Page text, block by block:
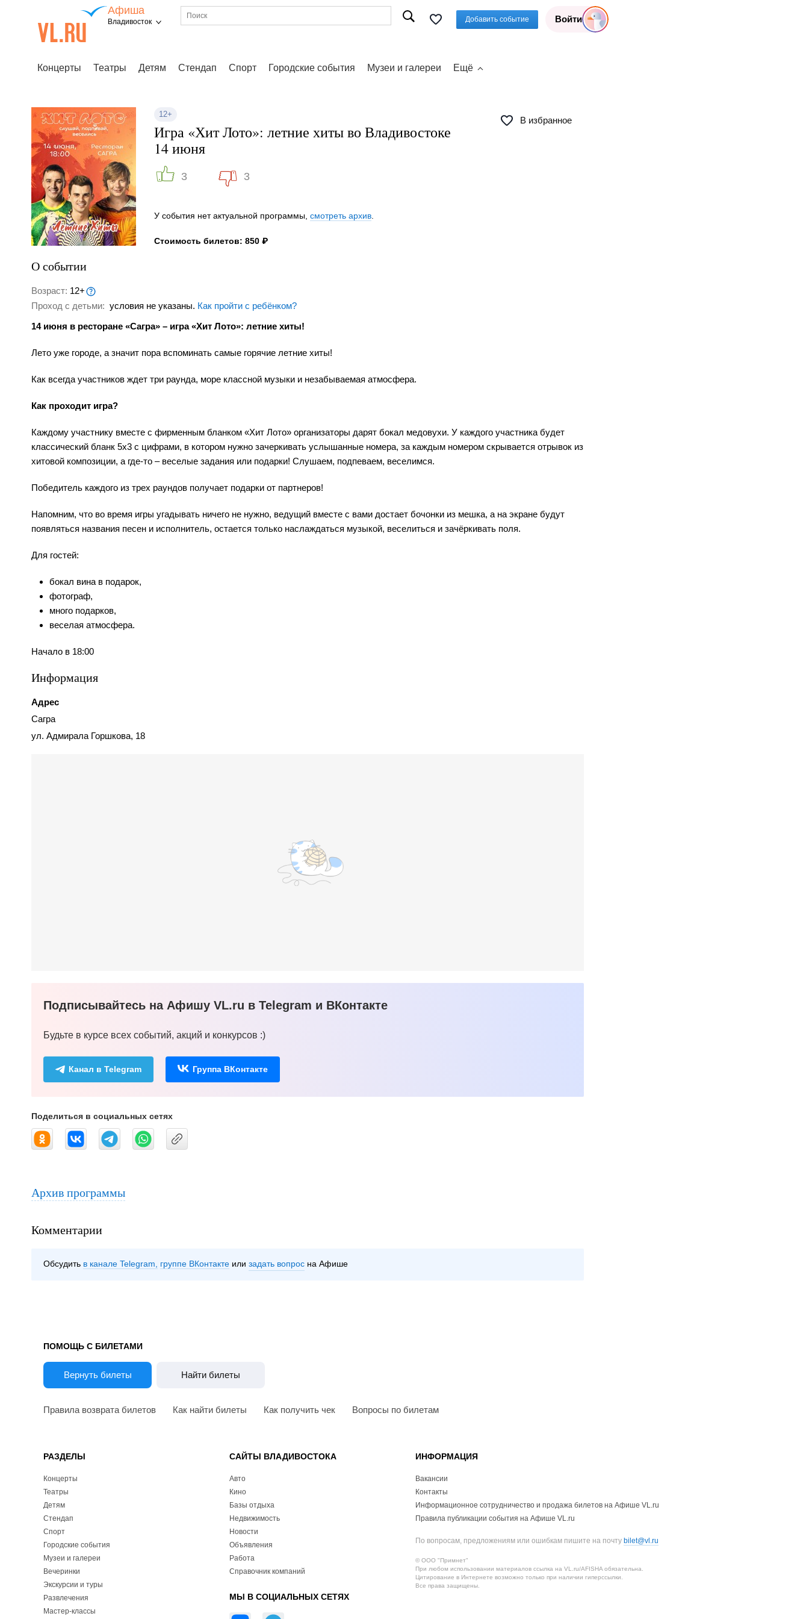
Афиша
Владивосток Добавить событие Войти
Концерты Театры Детям Стендап Спорт Городские события Музеи и галереи Ещё
12+
В избранное
Игра «Хит Лото»: летние хиты во Владивостоке
14 июня
3 3
У события нет актуальной программы, смотреть архив
Стоимость билетов: 850 ₽
О событии
Возраст: 12+
Проход с детьми: условия не указаны. Как пройти с ребёнком?
14 июня в ресторане «Сагра» – игра «Хит Лото»: летние хиты!
Лето уже городе, а значит пора вспоминать самые горячие летние хиты!
Как всегда участников ждет три раунда, море классной музыки и незабываемая атмосфера.
Как проходит игра?
Каждому участнику вместе с фирменным бланком «Хит Лото» организаторы дарят бокал медовухи. У каждого участника будет
классический бланк 5x3 c цифрами, в котором нужно зачеркивать услышанные номера, за каждым номером скрывается отрывок из
хитовой композиции, а где-то – веселые задания или подарки! Слушаем, подпеваем, веселимся.
Победитель каждого из трех раундов получает подарки от партнеров!
Напомним, что во время игры угадывать ничего не нужно, ведущий вместе с вами достает бочонки из мешка, а на экране будут
появляться названия песен и исполнитель, остается только наслаждаться музыкой, веселиться и зачёркивать поля.
Для гостей:
бокал вина в подарок,
фотограф,
много подарков,
веселая атмосфера.
Начало в 18:00
Информация
Адрес
Сагра
ул. Адмирала Горшкова, 18
Подписывайтесь на Афишу VL.ru в Telegram и ВКонтакте
Будьте в курсе всех событий, акций и конкурсов :)
Канал в Telegram Группа ВКонтакте
Поделиться в социальных сетях
Архив программы
Комментарии
Обсудить в канале Telegram группе ВКонтакте задать вопрос на Афише
ПОМОЩЬ С БИЛЕТАМИ
Вернуть билеты Найти билеты
Правила возврата билетов Как найти билеты Как получить чек Вопросы по билетам
РАЗДЕЛЫ
Концерты
Театры
Детям
Стендап
Спорт
Городские события
Музеи и галереи
Вечеринки
Экскурсии и туры
Развлечения
Мастер-классы
САЙТЫ ВЛАДИВОСТОКА
Авто
Кино
Базы отдыха
Недвижимость
Новости
Объявления
Работа
Справочник компаний
МЫ В СОЦИАЛЬНЫХ СЕТЯХ
ИНФОРМАЦИЯ
Вакансии
Контакты
Информационное сотрудничество и продажа билетов на Афише VL.ru
Правила публикации события на Афише VL.ru
По вопросам, предложениям или ошибкам пишите на почту bilet@vl.ru
© ООО "Примнет"
При любом использовании материалов ссылка на VL.ru/AFISHA обязательна.
Цитирование в Интернете возможно только при наличии гиперссылки.
Все права защищены.